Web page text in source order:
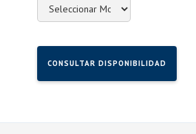
CONSULTAR DISPONIBILIDAD